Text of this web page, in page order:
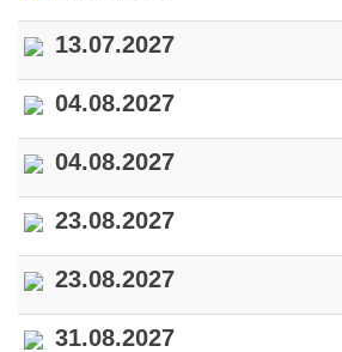
13.07.2027
04.08.2027
04.08.2027
23.08.2027
23.08.2027
31.08.2027